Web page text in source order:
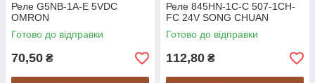
Реле G5NB-1A-E 5VDC
OMRON
Готово до відправки
70,50 ₴
Реле 845HN-1C-C 507-1CH-
FC 24V SONG CHUAN
Готово до відправки
112,80 ₴